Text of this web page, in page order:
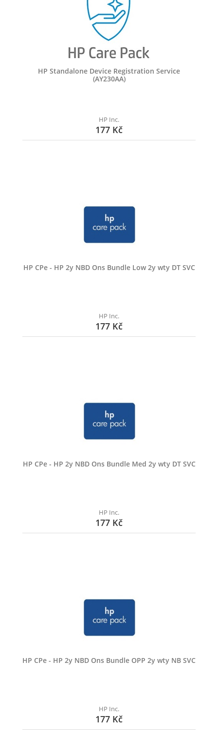
HP Standalone Device Registration Service
(AY230AA)
HP Inc.
177 Kč
HP CPe - HP 2y NBD Ons Bundle Low 2y wty DT SVC
HP Inc.
177 Kč
HP CPe - HP 2y NBD Ons Bundle Med 2y wty DT SVC
HP Inc.
177 Kč
HP CPe - HP 2y NBD Ons Bundle OPP 2y wty NB SVC
HP Inc.
177 Kč